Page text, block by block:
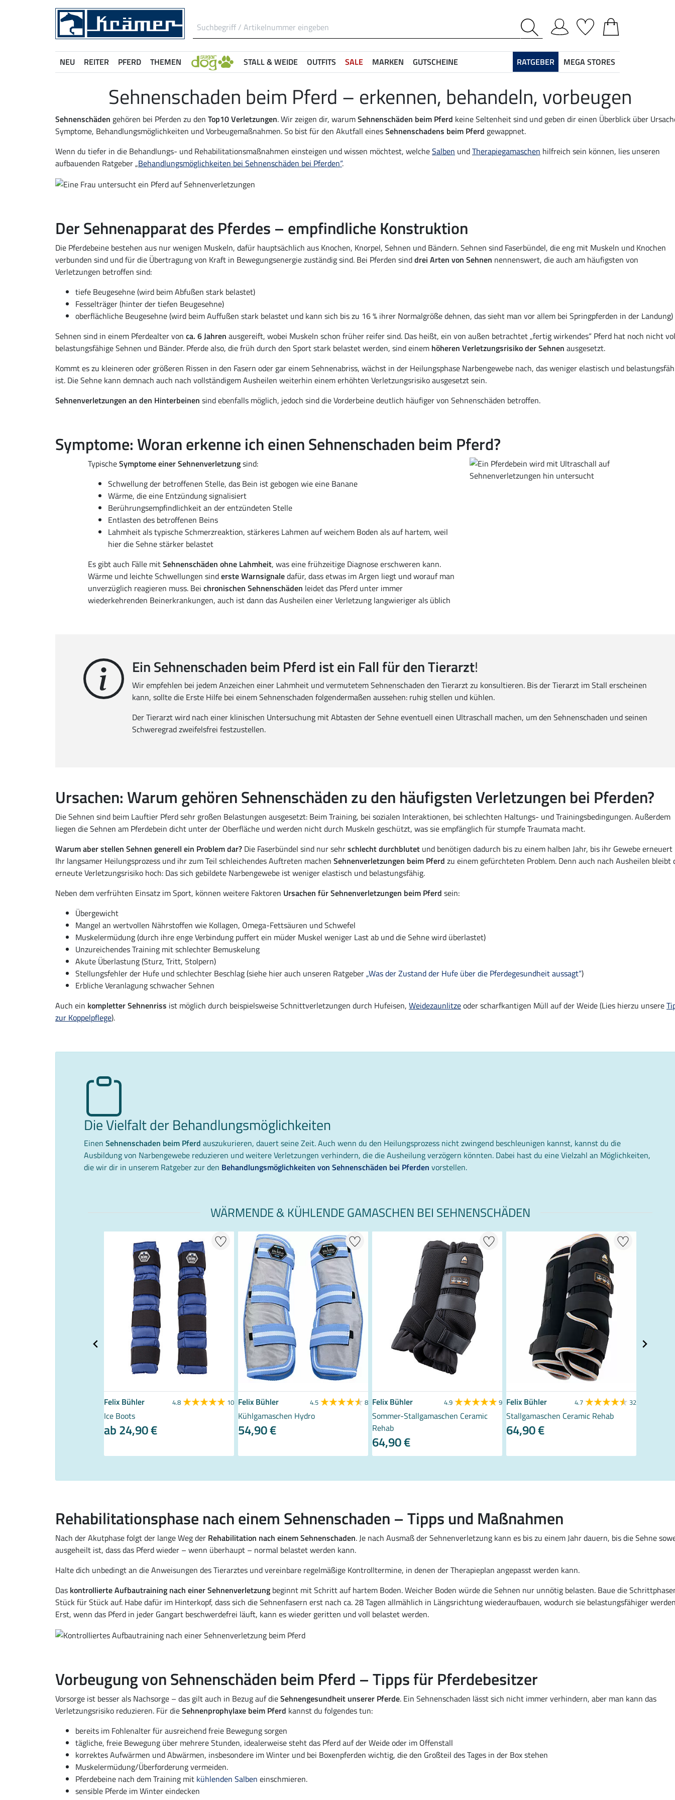
NEU REITER PFERD THEMEN STALL & WEIDE OUTFITS SALE MARKEN GUTSCHEINE RATGEBER MEGA STORES
Sehnenschaden beim Pferd – erkennen, behandeln, vorbeugen
Sehnenschäden gehören bei Pferden zu den Top10 Verletzungen. Wir zeigen dir, warumSehnenschäden beim Pferd keine Seltenheit sind und geben dir einen Überblick über
Symptome, Behandlungsmöglichkeiten und Vorbeugemaßnahmen. So bist für den Akutfall einesSehnenschadens beim Pferd gewappnet.
Wenn du tiefer in die Behandlungs- und Rehabilitationsmaßnahmen einsteigen und wissen möchtest, welcheSalben undTherapiegamaschen hilfreich sein können, lies unseren
aufbauenden Ratgeber „Behandlungsmöglichkeiten bei Sehnenschäden bei Pferden“.
Der Sehnenapparat des Pferdes – empfindliche Konstruktion
Die Pferdebeine bestehen aus nur wenigen Muskeln, dafür hauptsächlich aus Knochen, Knorpel, Sehnen und Bändern. Sehnen sind Faserbündel, die eng mit Muskeln und Knochen
verbunden sind und für die Übertragung von Kraft in Bewegungsenergie zuständig sind. Bei Pferden sinddrei Arten von Sehnen nennenswert, die auch am häufigsten von
Verletzungen betroffen sind:
tiefe Beugesehne (wird beim Abfußen stark belastet)
Fesselträger (hinter der tiefen Beugesehne)
oberflächliche Beugesehne (wird beim Auffußen stark belastet und kann sich bis zu 16 % ihrer Normalgröße dehnen, das sieht man vor allem bei Springpferden in der Landung)
Sehnen sind in einem Pferdealter von ca. 6 Jahren ausgereift, wobei Muskeln schon früher reifer sind. Das heißt, ein von außen betrachtet „fertig wirkendes“ Pferd hat noch nicht
belastungsfähige Sehnen und Bänder. Pferde also, die früh durch den Sport stark belastet werden, sind einem höheren Verletzungsrisiko der Sehnen ausgesetzt.
Kommt es zu kleineren oder größeren Rissen in den Fasern oder gar einem Sehnenabriss, wächst in der Heilungsphase Narbengewebe nach, das weniger elastisch und
ist. Die Sehne kann demnach auch nach vollständigem Ausheilen weiterhin einem erhöhten Verletzungsrisiko ausgesetzt sein.
Sehnenverletzungen an den Hinterbeinen sind ebenfalls möglich, jedoch sind die Vorderbeine deutlich häufiger von Sehnenschäden betroffen.
Symptome: Woran erkenne ich einen Sehnenschaden beim Pferd?
TypischeSymptome einer Sehnenverletzungsind:
Schwellung der betroffenen Stelle, das Bein ist gebogen wie eine Banane
Wärme, die eine Entzündung signalisiert
Berührungsempfindlichkeit an der entzündeten Stelle
Entlasten des betroffenen Beins
Lahmheit als typische Schmerzreaktion, stärkeres Lahmen auf weichem Boden als auf hartem, weil
hier die Sehne stärker belastet
Es gibt auch Fälle mitSehnenschäden ohne Lahmheit, was eine frühzeitige Diagnose erschweren kann.
Wärme und leichte Schwellungen sinderste Warnsignaledafür, dass etwas im Argen liegt und worauf man
unverzüglich reagieren muss. Bei chronischen Sehnenschäden leidet das Pferd unter immer
wiederkehrenden Beinerkrankungen, auch ist dann das Ausheilen einer Verletzung langwieriger als üblich
Ein Sehnenschaden beim Pferd ist ein Fall für den Tierarzt!
Wir empfehlen bei jedem Anzeichen einer Lahmheit und vermutetem Sehnenschaden den Tierarzt zu konsultieren. Bis der Tierarzt im Stall erscheinen
kann, sollte die Erste Hilfe bei einem Sehnenschaden folgendermaßen aussehen: ruhig stellen und kühlen.
Der Tierarzt wird nach einer klinischen Untersuchung mit Abtasten der Sehne eventuell einen Ultraschall machen, um den Sehnenschaden und seinen
Schweregrad zweifelsfrei festzustellen.
Ursachen: Warum gehören Sehnenschäden zu den häufigsten Verletzungen bei Pferden?
Die Sehnen sind beim Lauftier Pferd sehr großen Belastungen ausgesetzt: Beim Training, bei sozialen Interaktionen, bei schlechten Haltungs- und Trainingsbedingungen. Außerdem
liegen die Sehnen am Pferdebein dicht unter der Oberfläche und werden nicht durch Muskeln geschützt, was sie empfänglich für stumpfe Traumata macht.
Warum aber stellen Sehnen generell ein Problem dar? Die Faserbündel sind nur sehrschlecht durchblutet und benötigen dadurch bis zu einem halben Jahr, bis ihr Gewebe erneuert
Ihr langsamer Heilungsprozess und ihr zum Teil schleichendes Auftreten machen Sehnenverletzungen beim Pferd zu einem gefürchteten Problem. Denn auch nach Ausheilen bleibt
erneute Verletzungsrisiko hoch: Das sich gebildete Narbengewebe ist weniger elastisch und belastungsfähig.
Neben dem verfrühten Einsatz im Sport, können weitere Faktoren Ursachen für Sehnenverletzungen beim Pferd sein:
Übergewicht
Mangel an wertvollen Nährstoffen wie Kollagen, Omega-Fettsäuren und Schwefel
Muskelermüdung (durch ihre enge Verbindung puffert ein müder Muskel weniger Last ab und die Sehne wird überlastet)
Unzureichendes Training mit schlechter Bemuskelung
Akute Überlastung (Sturz, Tritt, Stolpern)
Stellungsfehler der Hufe und schlechter Beschlag (siehe hier auch unseren Ratgeber„Was der Zustand der Hufe über die Pferdegesundheit aussagt“)
Erbliche Veranlagung schwacher Sehnen
Auch ein kompletter Sehnenriss ist möglich durch beispielsweise Schnittverletzungen durch Hufeisen, Weidezaunlitzeoder scharfkantigen Müll auf der Weide (Lies hierzu unsere
zur Koppelpflege).
Die Vielfalt der Behandlungsmöglichkeiten
Einen Sehnenschaden beim Pferd auszukurieren, dauert seine Zeit. Auch wenn du den Heilungsprozess nicht zwingend beschleunigen kannst, kannst du die
Ausbildung von Narbengewebe reduzieren und weitere Verletzungen verhindern, die die Ausheilung verzögern könnten. Dabei hast du eine Vielzahl an Möglichkeiten,
die wir dir in unserem Ratgeber zur den Behandlungsmöglichkeiten von Sehnenschäden bei Pferden vorstellen.
WÄRMENDE & KÜHLENDE GAMASCHEN BEI SEHNENSCHÄDEN
Felix Bühler 4.8 10
Ice Boots
ab 24,90 €
Felix Bühler 4.5 8
Kühlgamaschen Hydro
54,90 €
Felix Bühler 4.9 9
Sommer-Stallgamaschen Ceramic
Rehab
64,90 €
Felix Bühler 4.7 32
Stallgamaschen Ceramic Rehab
64,90 €
Rehabilitationsphase nach einem Sehnenschaden – Tipps und Maßnahmen
Nach der Akutphase folgt der lange Weg der Rehabilitation nach einem Sehnenschaden. Je nach Ausmaß der Sehnenverletzung kann es bis zu einem Jahr dauern, bis die Sehne
ausgeheilt ist, dass das Pferd wieder – wenn überhaupt – normal belastet werden kann.
Halte dich unbedingt an die Anweisungen des Tierarztes und vereinbare regelmäßige Kontrolltermine, in denen der Therapieplan angepasst werden kann.
Das kontrollierte Aufbautraining nach einer Sehnenverletzung beginnt mit Schritt auf hartem Boden. Weicher Boden würde die Sehnen nur unnötig belasten. Baue die
Stück für Stück auf. Habe dafür im Hinterkopf, dass sich die Sehnenfasern erst nach ca. 28 Tagen allmählich in Längsrichtung wiederaufbauen, wodurch sie belastungsfähiger
Erst, wenn das Pferd in jeder Gangart beschwerdefrei läuft, kann es wieder geritten und voll belastet werden.
Vorbeugung von Sehnenschäden beim Pferd – Tipps für Pferdebesitzer
Vorsorge ist besser als Nachsorge – das gilt auch in Bezug auf dieSehnengesundheit unserer Pferde. Ein Sehnenschaden lässt sich nicht immer verhindern, aber man kann das
Verletzungsrisiko reduzieren. Für dieSehnenprophylaxe beim Pferd kannst du folgendes tun:
bereits im Fohlenalter für ausreichend freie Bewegung sorgen
tägliche, freie Bewegung über mehrere Stunden, idealerweise steht das Pferd auf der Weide oder im Offenstall
korrektes Aufwärmen und Abwärmen, insbesondere im Winter und bei Boxenpferden wichtig, die den Großteil des Tages in der Box stehen
Muskelermüdung/Überforderung vermeiden.
Pferdebeine nach dem Training mit kühlenden Salben einschmieren.
sensible Pferde im Winter eindecken